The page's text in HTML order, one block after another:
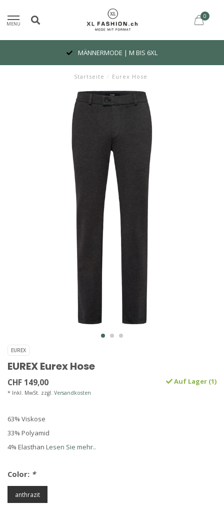
MENU
0
MÄNNERMODE | M BIS 6XL
Startseite / Eurex Hose
EUREX
EUREX Eurex Hose
CHF 149,00
* Inkl. MwSt. zzgl. Versandkosten
Auf Lager (1)
63% Viskose
33% Polyamid
4% Elasthan Lesen Sie mehr..
Color: *
anthrazit